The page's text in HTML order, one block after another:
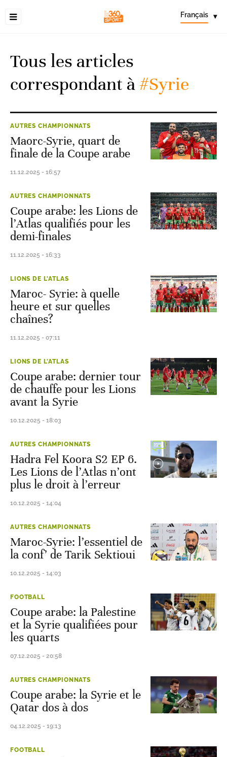
Français ▾
Tous les articles
correspondant à#Syrie
AUTRES CHAMPIONNATS
Maorc-Syrie, quart de
finale de la Coupe arabe
11.12.2025 - 16:57
AUTRES CHAMPIONNATS
Coupe arabe: les Lions de
l’Atlas qualifiés pour les
demi-finales
11.12.2025 - 16:33
LIONS DE L'ATLAS
Maroc- Syrie: à quelle
heure et sur quelles
chaînes?
11.12.2025 - 07:11
LIONS DE L'ATLAS
Coupe arabe: dernier tour
de chauffe pour les Lions
avant la Syrie
10.12.2025 - 18:03
AUTRES CHAMPIONNATS
Hadra Fel Koora S2 EP 6.
Les Lions de l’Atlas n’ont
plus le droit à l’erreur
10.12.2025 - 14:04
AUTRES CHAMPIONNATS
Maroc-Syrie: l’essentiel de
la conf’ de Tarik Sektioui
10.12.2025 - 14:03
FOOTBALL
Coupe arabe: la Palestine
et la Syrie qualifiées pour
les quarts
07.12.2025 - 20:58
AUTRES CHAMPIONNATS
Coupe arabe: la Syrie et le
Qatar dos à dos
04.12.2025 - 19:13
FOOTBALL